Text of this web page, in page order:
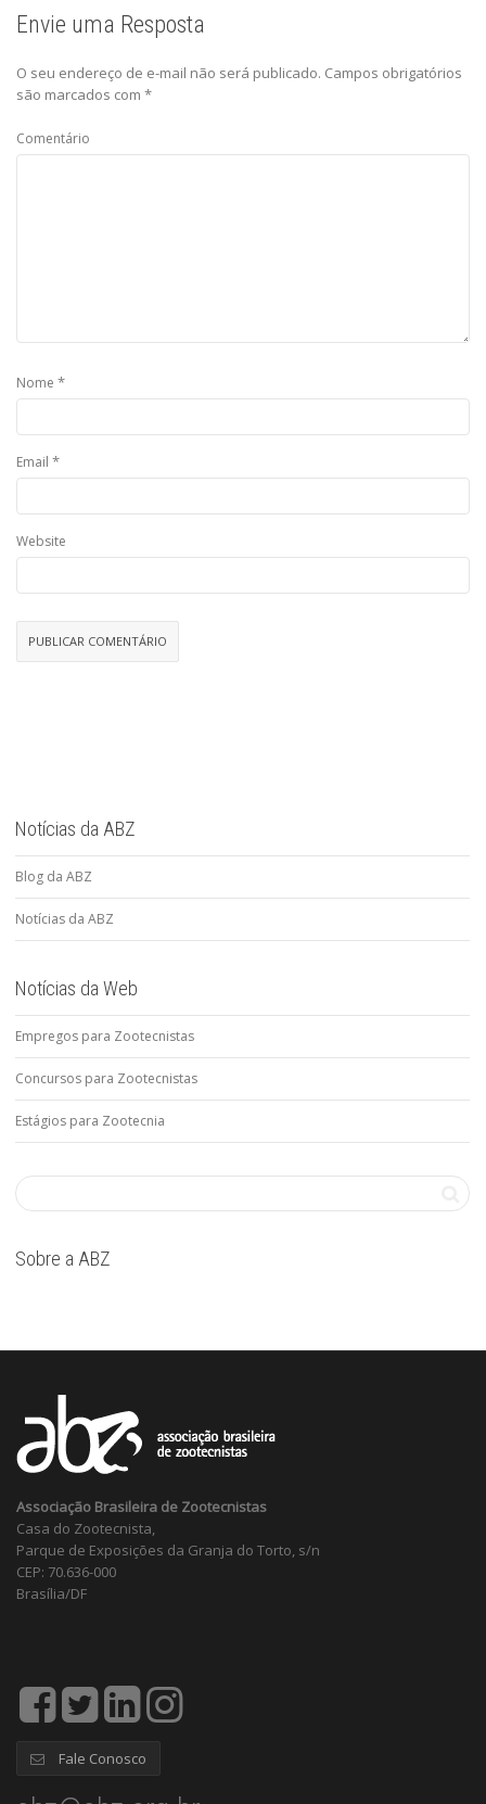
Envie uma Resposta
O seu endereço de e-mail não será publicado. Campos obrigatórios
são marcados com *
Comentário
Nome *
Email *
Website
Notícias da ABZ
Blog da ABZ
Notícias da ABZ
Notícias da Web
Empregos para Zootecnistas
Concursos para Zootecnistas
Estágios para Zootecnia
Sobre a ABZ
Associação Brasileira de Zootecnistas
Casa do Zootecnista,
Parque de Exposições da Granja do Torto, s/n
CEP: 70.636-000
Brasília/DF
Fale Conosco